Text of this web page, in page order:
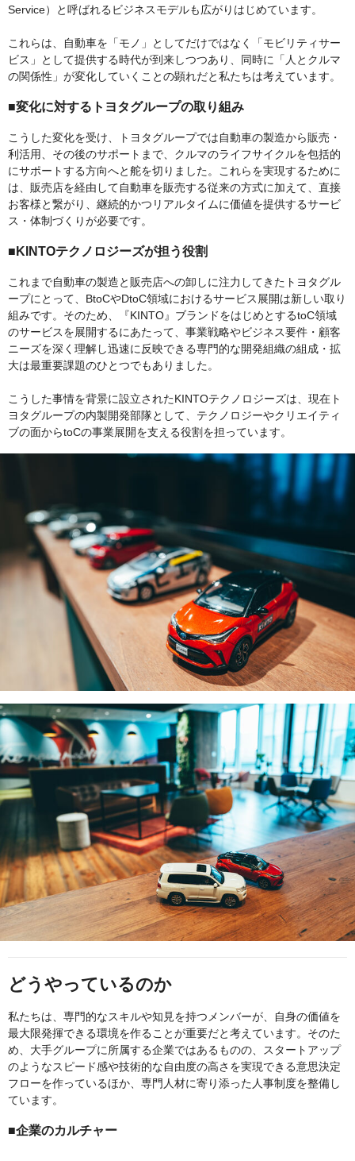
Service）と呼ばれるビジネスモデルも広がりはじめています。
これらは、自動車を「モノ」としてだけではなく「モビリティサー
ビス」として提供する時代が到来しつつあり、同時に「人とクルマ
の関係性」が変化していくことの顕れだと私たちは考えています。
■変化に対するトヨタグループの取り組み
こうした変化を受け、トヨタグループでは自動車の製造から販売・
利活用、その後のサポートまで、クルマのライフサイクルを包括的
にサポートする方向へと舵を切りました。これらを実現するために
は、販売店を経由して自動車を販売する従来の方式に加えて、直接
お客様と繋がり、継続的かつリアルタイムに価値を提供するサービ
ス・体制づくりが必要です。
■KINTOテクノロジーズが担う役割
これまで自動車の製造と販売店への卸しに注力してきたトヨタグル
ープにとって、BtoCやDtoC領域におけるサービス展開は新しい取り
組みです。そのため、『KINTO』ブランドをはじめとするtoC領域
のサービスを展開するにあたって、事業戦略やビジネス要件・顧客
ニーズを深く理解し迅速に反映できる専門的な開発組織の組成・拡
大は最重要課題のひとつでもありました。
こうした事情を背景に設立されたKINTOテクノロジーズは、現在ト
ヨタグループの内製開発部隊として、テクノロジーやクリエイティ
ブの面からtoCの事業展開を支える役割を担っています。
どうやっているのか
私たちは、専門的なスキルや知見を持つメンバーが、自身の価値を
最大限発揮できる環境を作ることが重要だと考えています。そのた
め、大手グループに所属する企業ではあるものの、スタートアップ
のようなスピード感や技術的な自由度の高さを実現できる意思決定
フローを作っているほか、専門人材に寄り添った人事制度を整備し
ています。
■企業のカルチャー